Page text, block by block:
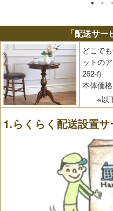
「配送サ
どこで
ットの
262-f)
本体価格
※以
1.らくらく配送設置